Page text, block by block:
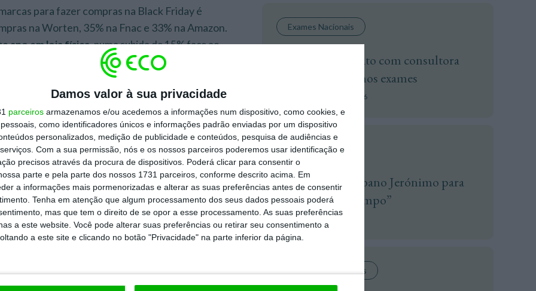
Damos valor à sua privacidade
parceiros armazenamos e/ou acedemos a informações num dispositivo, como cookies, e
como identificadores únicos e informações padrão enviadas por um dispositivo
personalizados, medição de publicidade e conteúdos, pesquisa de audiências e
Com a sua permissão, nós e os nossos parceiros poderemos usar identificação e
precisos através da procura de dispositivos. Poderá clicar para consentir o
parte e pela parte dos nossos 1731 parceiros, conforme descrito acima. Em
a informações mais pormenorizadas e alterar as suas preferências antes de consentir
Tenha em atenção que algum processamento dos seus dados pessoais poderá
mas que tem o direito de se opor a esse processamento. As suas preferências
a este website. Você pode alterar suas preferências ou retirar seu consentimento a
a este site e clicando no botão "Privacidade" na parte inferior da página.
para fazer compras na Black Friday é
na Worten, 35% na Fnac e 33% na Amazon.
ano em loja física, numa subida de 15% face ao
, naquele que é o valor mais
Friday se estendem cada vez mais no tempo, os
outros momentos de descontos,
Monday(75%), mas também aosHot Days
NetSonda para a Worten, decorreu entre os
mil entrevistas online, com uma amostra
os 18 e os 45 anos. Esta dimensão amostral
dos 3,10%.
Exames Nacionais
Publicado contrato com consultora
para pôr ordem nos exames
4 Agosto 2026
Ideias +M
TML escolhe Albano Jerónimo para
ser “Dono do Tempo”
4 Agosto 2026
Preço Dos Alimentos